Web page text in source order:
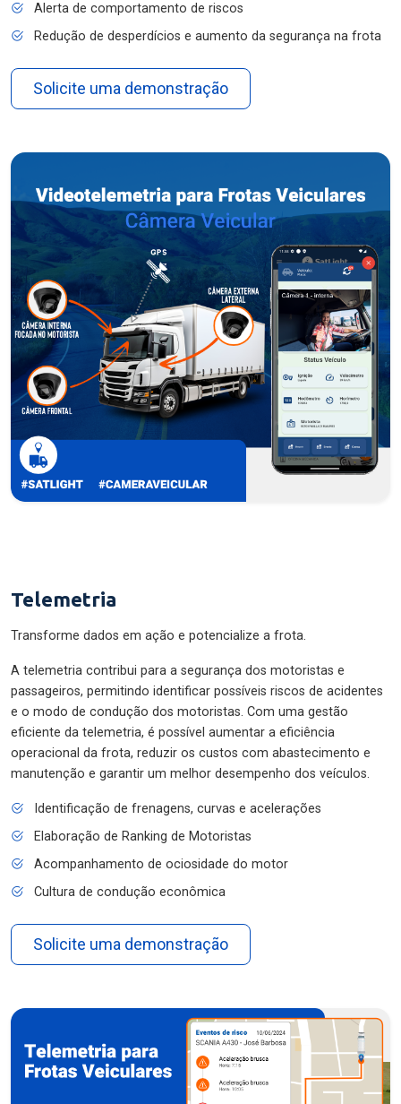
Alerta de comportamento de riscos
Redução de desperdícios e aumento da segurança na frota
Solicite uma demonstração
Telemetria
Transforme dados em ação e potencialize a frota.
A telemetria contribui para a segurança dos motoristas e
passageiros, permitindo identificar possíveis riscos de acidentes
e o modo de condução dos motoristas. Com uma gestão
eficiente da telemetria, é possível aumentar a eficiência
operacional da frota, reduzir os custos com abastecimento e
manutenção e garantir um melhor desempenho dos veículos.
Identificação de frenagens, curvas e acelerações
Elaboração de Ranking de Motoristas
Acompanhamento de ociosidade do motor
Cultura de condução econômica
Solicite uma demonstração